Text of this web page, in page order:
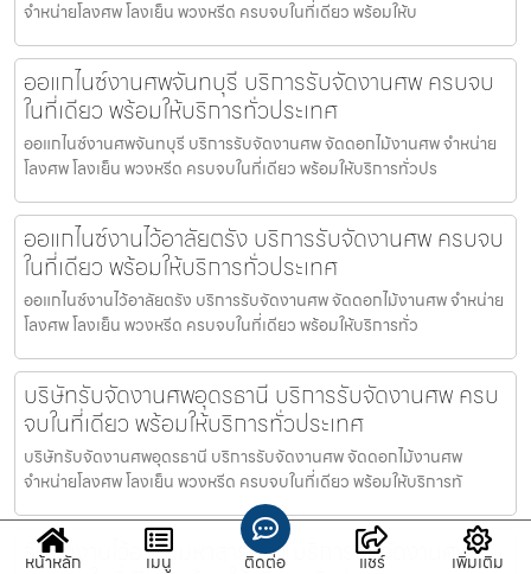
จำหน่ายโลงศพ โลงเย็น พวงหรีด ครบจบในที่เดียว พร้อมให้บ
ออแกไนซ์งานศพจันทบุรี บริการรับจัดงานศพ ครบจบ
ในที่เดียว พร้อมให้บริการทั่วประเทศ
ออแกไนซ์งานศพจันทบุรี บริการรับจัดงานศพ จัดดอกไม้งานศพ จำหน่าย
โลงศพ โลงเย็น พวงหรีด ครบจบในที่เดียว พร้อมให้บริการทั่วปร
ออแกไนซ์งานไว้อาลัยตรัง บริการรับจัดงานศพ ครบจบ
ในที่เดียว พร้อมให้บริการทั่วประเทศ
ออแกไนซ์งานไว้อาลัยตรัง บริการรับจัดงานศพ จัดดอกไม้งานศพ จำหน่าย
โลงศพ โลงเย็น พวงหรีด ครบจบในที่เดียว พร้อมให้บริการทั่ว
บริษัทรับจัดงานศพอุดรธานี บริการรับจัดงานศพ ครบ
จบในที่เดียว พร้อมให้บริการทั่วประเทศ
บริษัทรับจัดงานศพอุดรธานี บริการรับจัดงานศพ จัดดอกไม้งานศพ
จำหน่ายโลงศพ โลงเย็น พวงหรีด ครบจบในที่เดียว พร้อมให้บริการทั
รับจัดงานไว้อาลัยมหาสารคาม บริการรับจัดงานศพ
หน้าหลัก เมนู ติดต่อ แชร์ เพิ่มเติม